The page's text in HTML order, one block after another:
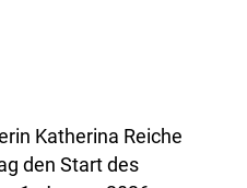
Katherina Reiche
den Start des